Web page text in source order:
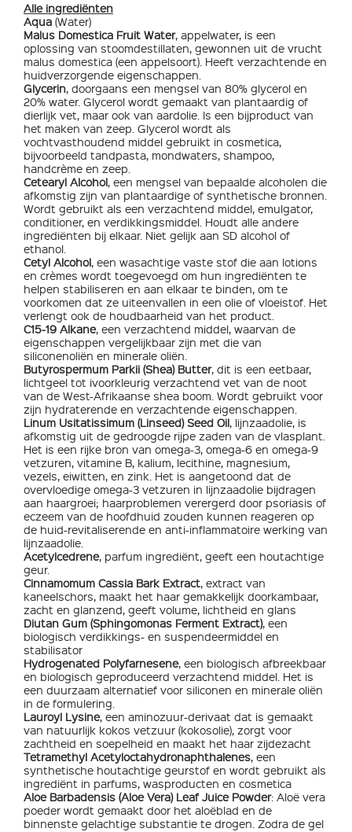
Alle ingrediënten
Aqua (Water)
Malus Domestica Fruit Water, appelwater, is een
oplossing van stoomdestillaten, gewonnen uit de vrucht
malus domestica (een appelsoort). Heeft verzachtende en
huidverzorgende eigenschappen.
Glycerin, doorgaans een mengsel van 80% glycerol en
20% water. Glycerol wordt gemaakt van plantaardig of
dierlijk vet, maar ook van aardolie. Is een bijproduct van
het maken van zeep. Glycerol wordt als
vochtvasthoudend middel gebruikt in cosmetica,
bijvoorbeeld tandpasta, mondwaters, shampoo,
handcrème en zeep.
Cetearyl Alcohol, een mengsel van bepaalde alcoholen die
afkomstig zijn van plantaardige of synthetische bronnen.
Wordt gebruikt als een verzachtend middel, emulgator,
conditioner, en verdikkingsmiddel. Houdt alle andere
ingrediënten bij elkaar. Niet gelijk aan SD alcohol of
ethanol.
Cetyl Alcohol, een wasachtige vaste stof die aan lotions
en crèmes wordt toegevoegd om hun ingrediënten te
helpen stabiliseren en aan elkaar te binden, om te
voorkomen dat ze uiteenvallen in een olie of vloeistof. Het
verlengt ook de houdbaarheid van het product.
C15-19 Alkane, een verzachtend middel, waarvan de
eigenschappen vergelijkbaar zijn met die van
siliconenoliën en minerale oliën.
Butyrospermum Parkii (Shea) Butter, dit is een eetbaar,
lichtgeel tot ivoorkleurig verzachtend vet van de noot
van de West-Afrikaanse shea boom. Wordt gebruikt voor
zijn hydraterende en verzachtende eigenschappen.
Linum Usitatissimum (Linseed) Seed Oil, lijnzaadolie, is
afkomstig uit de gedroogde rijpe zaden van de vlasplant.
Het is een rijke bron van omega-3, omega-6 en omega-9
vetzuren, vitamine B, kalium, lecithine, magnesium,
vezels, eiwitten, en zink. Het is aangetoond dat de
overvloedige omega-3 vetzuren in lijnzaadolie bijdragen
aan haargroei; haarproblemen verergerd door psoriasis of
eczeem van de hoofdhuid zouden kunnen reageren op
de huid-revitaliserende en anti-inflammatoire werking van
lijnzaadolie.
Acetylcedrene, parfum ingrediënt, geeft een houtachtige
geur.
Cinnamomum Cassia Bark Extract, extract van
kaneelschors, maakt het haar gemakkelijk doorkambaar,
zacht en glanzend, geeft volume, lichtheid en glans
Diutan Gum (Sphingomonas Ferment Extract), een
biologisch verdikkings- en suspendeermiddel en
stabilisator
Hydrogenated Polyfarnesene, een biologisch afbreekbaar
en biologisch geproduceerd verzachtend middel. Het is
een duurzaam alternatief voor siliconen en minerale oliën
in de formulering.
Lauroyl Lysine, een aminozuur-derivaat dat is gemaakt
van natuurlijk kokos vetzuur (kokosolie), zorgt voor
zachtheid en soepelheid en maakt het haar zijdezacht
Tetramethyl Acetyloctahydronaphthalenes, een
synthetische houtachtige geurstof en wordt gebruikt als
ingrediënt in parfums, wasproducten en cosmetica
Aloe Barbadensis (Aloe Vera) Leaf Juice Powder: Aloë vera
poeder wordt gemaakt door het aloëblad en de
binnenste gelachtige substantie te drogen. Zodra de gel